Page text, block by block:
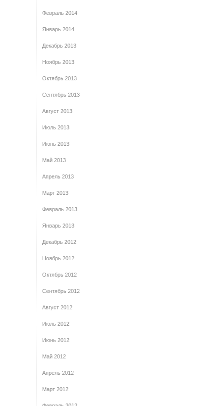
Февраль 2014
Январь 2014
Декабрь 2013
Ноябрь 2013
Октябрь 2013
Сентябрь 2013
Август 2013
Июль 2013
Июнь 2013
Май 2013
Апрель 2013
Март 2013
Февраль 2013
Январь 2013
Декабрь 2012
Ноябрь 2012
Октябрь 2012
Сентябрь 2012
Август 2012
Июль 2012
Июнь 2012
Май 2012
Апрель 2012
Март 2012